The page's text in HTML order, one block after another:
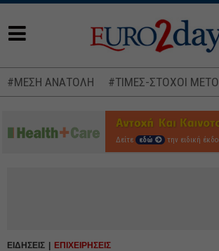
#ΜΕΣΗ ΑΝΑΤΟΛΗ #ΤΙΜΕΣ-ΣΤΟΧΟΙ
Δείτε εδώ την ειδική
ΕΙΔΗΣΕΙΣ ΕΠΙΧΕΙΡΗΣΕΙΣ